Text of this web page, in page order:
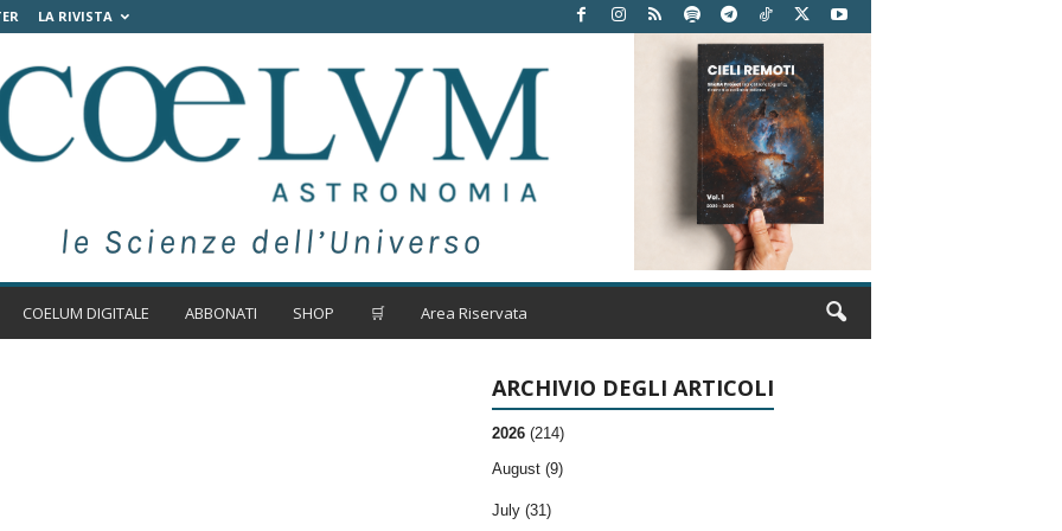
LA RIVISTA
COELUM DIGITALE ABBONATI SHOP 🛒 Area Riservata
ARCHIVIO DEGLI ARTICOLI
2026 (214)
August (9)
July (31)